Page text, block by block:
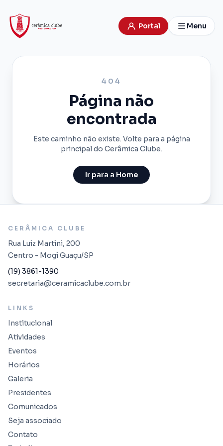
Portal Menu
404
Página não
encontrada
Este caminho não existe. Volte para a página
principal do Cerâmica Clube.
Ir para a Home
CERÂMICA CLUBE
Rua Luiz Martini, 200
Centro - Mogi Guaçu/SP
(19) 3861-1390
secretaria@ceramicaclube.com.br
LINKS
Institucional
Atividades
Eventos
Horários
Galeria
Presidentes
Comunicados
Seja associado
Contato